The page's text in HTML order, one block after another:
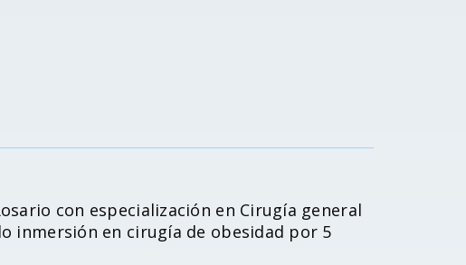
con especialización en Cirugía general
inmersión en cirugía de obesidad por 5